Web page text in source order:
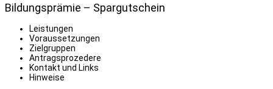
Bildungsprämie – Spargutschein
Leistungen
Voraussetzungen
Zielgruppen
Antragsprozedere
Kontakt und Links
Hinweise